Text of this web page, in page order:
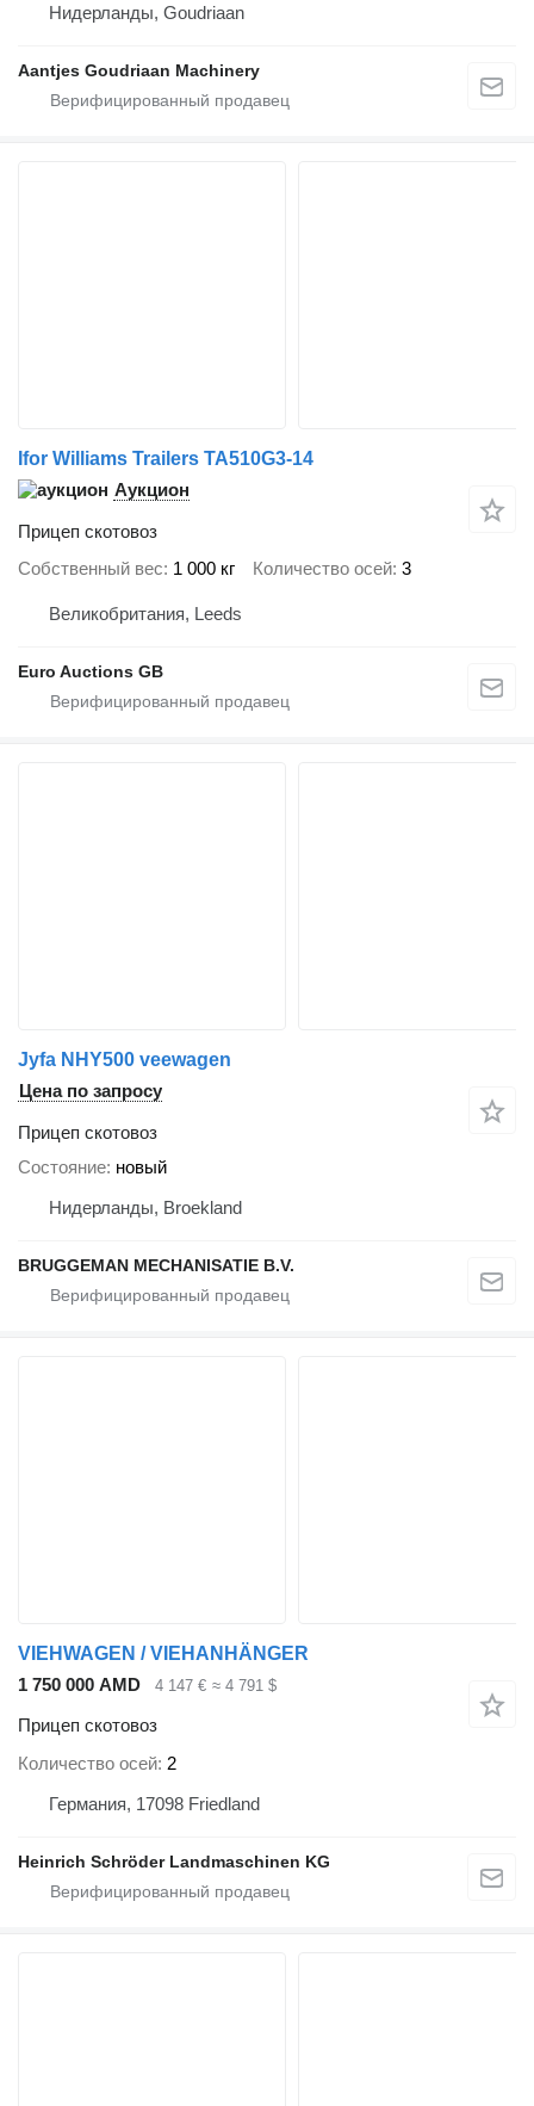
Нидерланды, Goudriaan
Aantjes Goudriaan Machinery
Ifor Williams Trailers TA510G3-14
Аукцион
Прицеп скотовоз
Собственный вес 1 000 кг Количество осей 3
Великобритания, Leeds
Euro Auctions GB
Jyfa NHY500 veewagen
Цена по запросу
Прицеп скотовоз
Состояние новый
Нидерланды, Broekland
BRUGGEMAN MECHANISATIE B.V.
VIEHWAGEN / VIEHANHÄNGER
1 750 000 AMD
4 147 € ≈ 4 791 $
Прицеп скотовоз
Количество осей 2
Германия, 17098 Friedland
Heinrich Schröder Landmaschinen KG